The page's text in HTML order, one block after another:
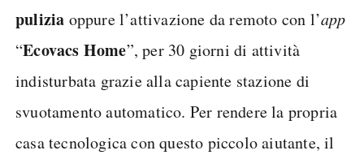
pulizia oppure l’attivazione da remoto con l’app
“Ecovacs Home”, per 30 giorni di attività
indisturbata grazie alla capiente stazione di
svuotamento automatico. Per rendere la propria
casa tecnologica con questo piccolo aiutante, il